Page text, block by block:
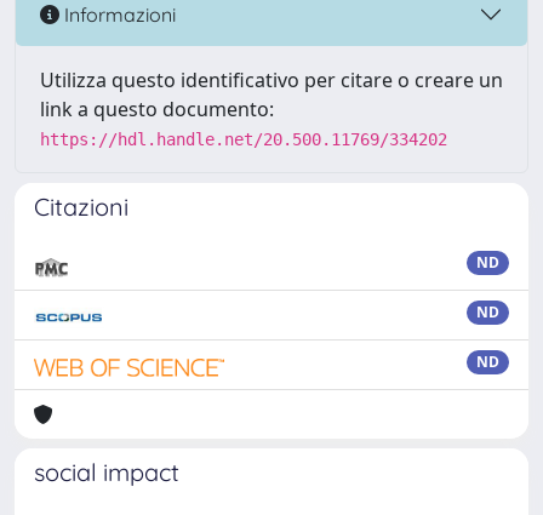
Informazioni
Utilizza questo identificativo per citare o creare un
link a questo documento:
https://hdl.handle.net/20.500.11769/334202
Citazioni
ND
ND
ND
social impact